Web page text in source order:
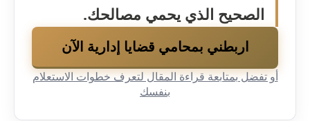
الصحيح الذي يحمي مصالحك.
اربطني بمحامي قضايا إدارية الآن
أو تفضل بمتابعة قراءة المقال لتعرف خطوات الاستعلام
بنفسك